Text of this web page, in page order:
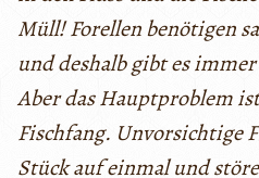
Müll! Forellen benötigen
und deshalb gibt es
Aber das Hauptproblem
Fischfang. Unvorsichtige
Stück auf einmal und